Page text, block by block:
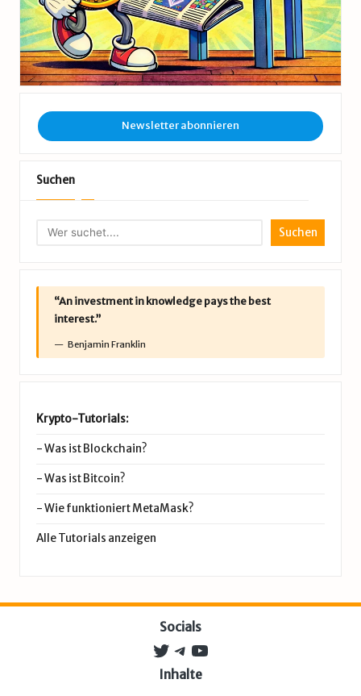
Newsletter abonnieren
Suchen
Suchen
“An investment in knowledge pays the best
interest.”
Benjamin Franklin
Krypto-Tutorials:
-Was ist Blockchain?
-Was ist Bitcoin?
-Wie funktioniert MetaMask?
Alle Tutorials anzeigen
Socials
Twitter
Telegram
YouTube
Inhalte